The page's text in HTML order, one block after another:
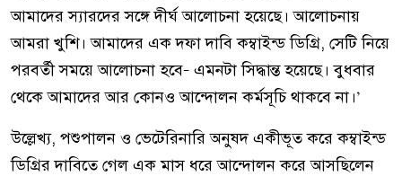
আমাদের স্যারদের সঙ্গে দীর্ঘ আলোচনা হয়েছে। আলোচনায়
আমরা খুশি। আমাদের এক দফা দাবি কম্বাইন্ড ডিগ্রি, সেটি নিয়ে
পরবর্তী সময়ে আলোচনা হবে– এমনটা সিদ্ধান্ত হয়েছে। বুধবার
থেকে আমাদের আর কোনও আন্দোলন কর্মসূচি থাকবে না।’
উল্লেখ্য, পশুপালন ও ভেটেরিনারি অনুষদ একীভূত করে কম্বাইন্ড
ডিগ্রির দাবিতে গেল এক মাস ধরে আন্দোলন করে আসছিলেন